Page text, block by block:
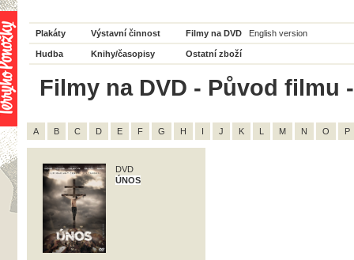
Plakáty Výstavní činnost Filmy na DVD English version
Hudba Knihy/časopisy Ostatní zboží
Filmy na DVD - Původ filmu
A B C D E F G H I J K L M N O P
DVD
ÚNOS